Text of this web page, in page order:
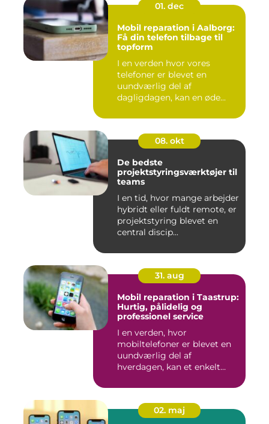
01. dec
Mobil reparation i Aalborg:
Få din telefon tilbage til
topform
I en verden hvor vores
telefoner er blevet en
uundværlig del af
dagligdagen, kan en øde...
08. okt
De bedste
projektstyringsværktøjer til
teams
I en tid, hvor mange arbejder
hybridt eller fuldt remote, er
projektstyring blevet en
central discip...
31. aug
Mobil reparation i Taastrup:
Hurtig, pålidelig og
professionel service
I en verden, hvor
mobiltelefoner er blevet en
uundværlig del af
hverdagen, kan et enkelt
02. maj